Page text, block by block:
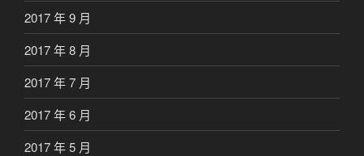
2017 年 9 月
2017 年 8 月
2017 年 7 月
2017 年 6 月
2017 年 5 月